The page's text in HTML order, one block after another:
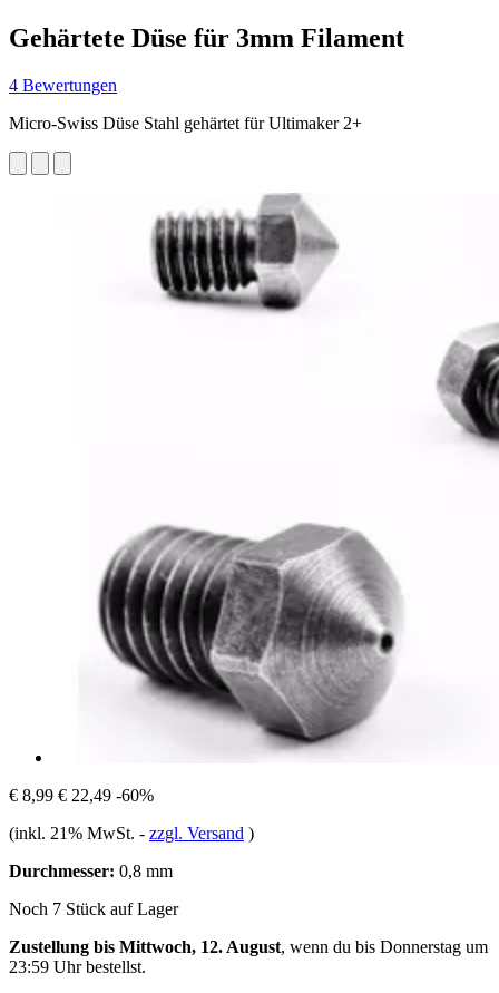
Gehärtete Düse für 3mm Filament
4 Bewertungen
Micro-Swiss Düse Stahl gehärtet für Ultimaker 2+
€ 8,99 € 22,49 -60%
(inkl. 21% MwSt. - zzgl. Versand )
Durchmesser: 0,8 mm
Noch 7 Stück auf Lager
Zustellung bis Mittwoch, 12. August, wenn du bis Donnerstag um
23:59 Uhrbestellst.